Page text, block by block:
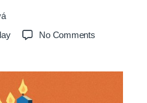
No Commentson
amit